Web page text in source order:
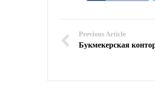
Previous Article
Букмекерская